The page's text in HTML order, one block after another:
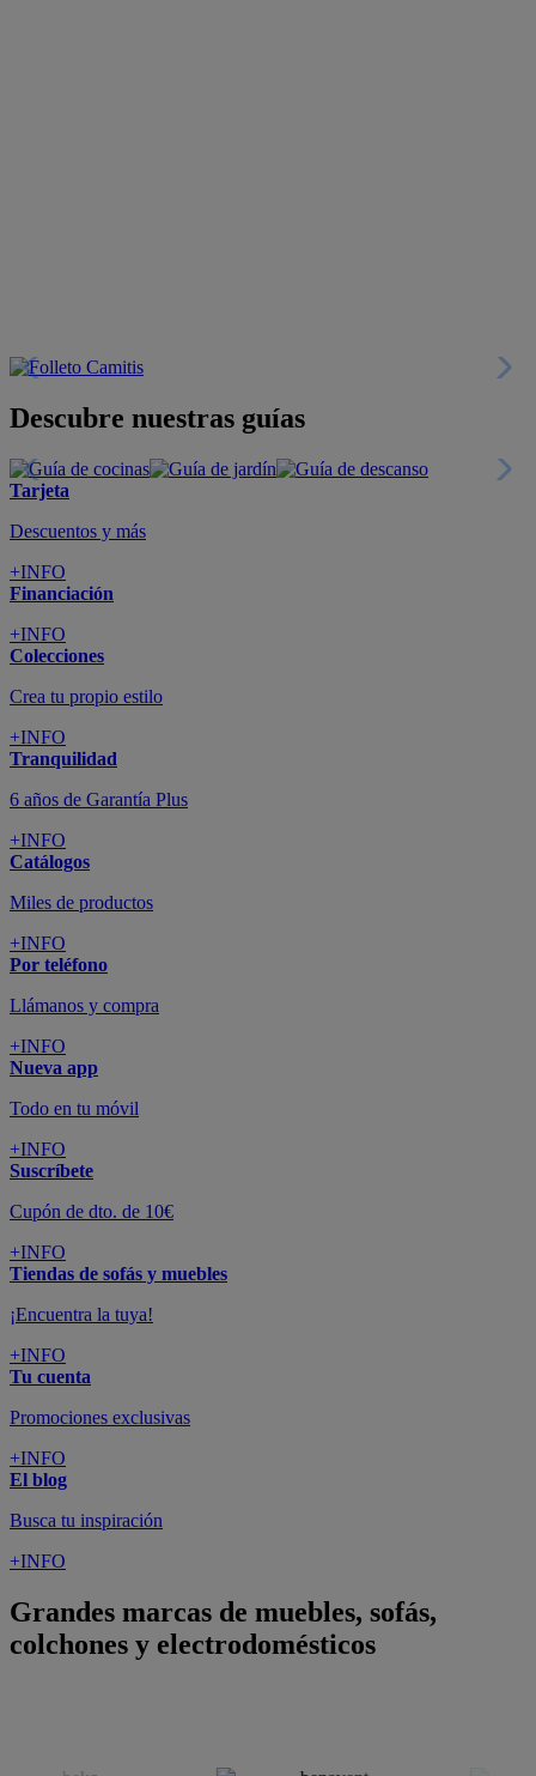
Descubre nuestras guías
Tarjeta
Descuentos y más
+INFO
Financiación
+INFO
Colecciones
Crea tu propio estilo
+INFO
Tranquilidad
6 años de Garantía Plus
+INFO
Catálogos
Miles de productos
+INFO
Por teléfono
Llámanos y compra
+INFO
Nueva app
Todo en tu móvil
+INFO
Suscríbete
Cupón de dto. de 10€
+INFO
Tiendas de sofás y muebles
¡Encuentra la tuya!
+INFO
Tu cuenta
Promociones exclusivas
+INFO
El blog
Busca tu inspiración
+INFO
Grandes marcas de muebles, sofás,
colchones y electrodomésticos